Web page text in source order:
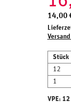
14,00
Stück
12
1
VPE: